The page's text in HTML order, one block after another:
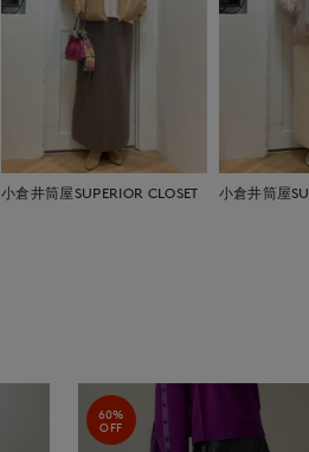
小倉井筒屋SUPERIOR CLOSET 小倉井筒屋
60%
OFF